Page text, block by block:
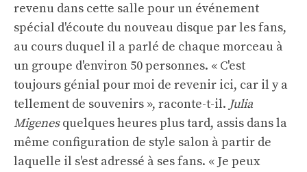
revenu dans cette salle pour un événement
spécial d'écoute du nouveau disque par les fans,
au cours duquel il a parlé de chaque morceau à
un groupe d'environ 50 personnes. « C'est
toujours génial pour moi de revenir ici, car il y a
tellement de souvenirs », raconte-t-il. Julia
Migenesquelques heures plus tard, assis dans la
même configuration de style salon à partir de
laquelle il s'est adressé à ses fans. « Je peux